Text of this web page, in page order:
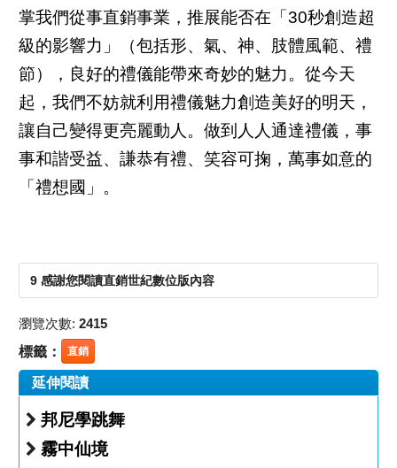
掌我們從事直銷事業，推展能否在「30秒創造超
級的影響力」（包括形、氣、神、肢體風範、禮
節），良好的禮儀能帶來奇妙的魅力。從今天
起，我們不妨就利用禮儀魅力創造美好的明天，
讓自己變得更亮麗動人。做到人人通達禮儀，事
事和諧受益、謙恭有禮、笑容可掬，萬事如意的
「禮想國」。
9 感謝您閱讀直銷世紀數位版內容
瀏覽次數: 2415
標籤： 直銷
延伸閱讀
邦尼學跳舞
霧中仙境